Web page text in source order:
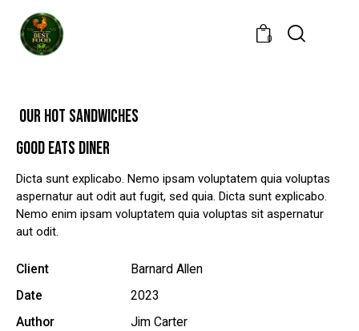
0
OUR HOT SANDWICHES
GOOD EATS DINER
Dicta sunt explicabo. Nemo ipsam voluptatem quia voluptas
aspernatur aut odit aut fugit, sed quia. Dicta sunt explicabo.
Nemo enim ipsam voluptatem quia voluptas sit aspernatur
aut odit.
Client
Barnard Allen
Date
2023
Author
Jim Carter